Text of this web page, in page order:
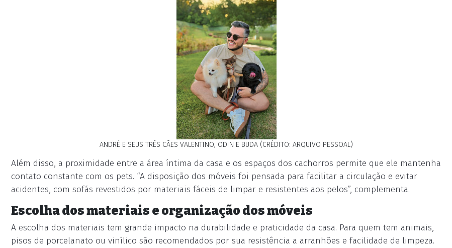
ANDRÉ E SEUS TRÊS CÃES VALENTINO, ODIN E BUDA (CRÉDITO: ARQUIVO PESSOAL)
Além disso, a proximidade entre a área íntima da casa e os espaços dos cachorros permite que ele mantenha
contato constante com os pets. “A disposição dos móveis foi pensada para facilitar a circulação e evitar
acidentes, com sofás revestidos por materiais fáceis de limpar e resistentes aos pelos”, complementa.
Escolha dos materiais e organização dos móveis
A escolha dos materiais tem grande impacto na durabilidade e praticidade da casa. Para quem tem animais,
pisos de porcelanato ou vinílico são recomendados por sua resistência a arranhões e facilidade de limpeza.